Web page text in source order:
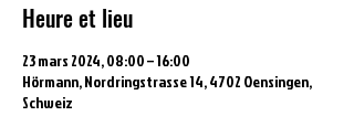
Heure et lieu
23 mars 2024, 08:00 – 16:00
Hörmann, Nordringstrasse 14, 4702 Oensingen,
Schweiz